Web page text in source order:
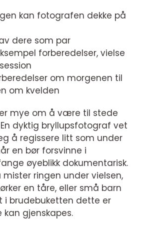
kan fotografen dekke på
dere som par
forberedelser, vielse
om morgenen til
om kvelden
mye om å være til stede
dyktig bryllupsfotograf vet
å regissere litt som under
en bør forsvinne i
øyeblikk dokumentarisk.
ringen under vielsen,
en tåre, eller små barn
i brudebuketten dette er
kan gjenskapes.